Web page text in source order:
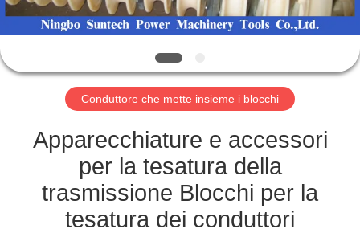
CONTROLLO
DELLA
QUALITÀ
NOTIZIE
CHIEDI UN
PREVENTIVO
Conduttore che mette insieme i blocchi
Apparecchiature e accessori
per la tesatura della
trasmissione Blocchi per la
tesatura dei conduttori